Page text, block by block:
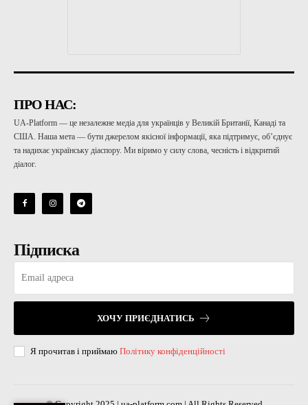
ПРО НАС:
UA-Platform — це незалежне медіа для українців у Великій Британії, Канаді та
США. Наша мета — бути джерелом якісної інформації, яка підтримує, об’єднує
та надихає українську діаспору. Ми віримо у силу слова, чесність і відкритий
діалог.
Підписка
ХОЧУ ПРИЄДНАТИСЬ
Я прочитав і приймаю Політику конфіденційності